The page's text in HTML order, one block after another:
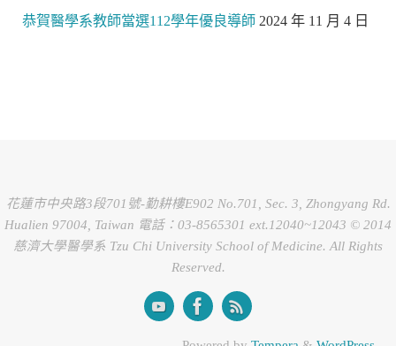
恭賀醫學系教師當選112學年優良導師 2024 年 11 月 4 日
花蓮市中央路3段701號-勤耕樓E902 No.701, Sec. 3, Zhongyang Rd.
Hualien 97004, Taiwan 電話：03-8565301 ext.12040~12043 © 2014
慈濟大學醫學系 Tzu Chi University School of Medicine. All Rights
Reserved.